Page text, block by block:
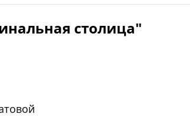
столица"